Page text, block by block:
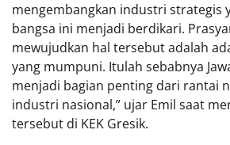
mengembangkan industri strategis
bangsa ini menjadi berdikari.
mewujudkan hal tersebut adalah
yang mumpuni. Itulah sebabnya
menjadi bagian penting dari rantai
industri nasional,” ujar Emil saat
tersebut di KEK Gresik.